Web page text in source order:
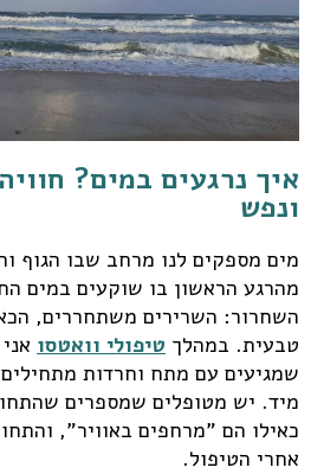
איך נרגעים במים?
ונפש
מים מספקים לנו מרחב שבו הגוף
מהרגע הראשון בו שוקעים במים
השחרור: השרירים משתחררים,
טבעית. במהלך טיפולי וואטסו
שמגיעים עם מתח וחרדות
מיד. יש מטופלים שמספרים
כאילו הם "מרחפים באוויר",
אחרי הטיפול.